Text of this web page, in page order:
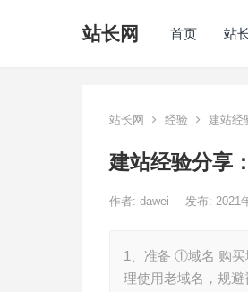
站长网 首页 站
站长网 经验 建站经
建站经验分享
作者: dawei 发布: 2021
1、准备 ①域名 购买
理使用老域名，规